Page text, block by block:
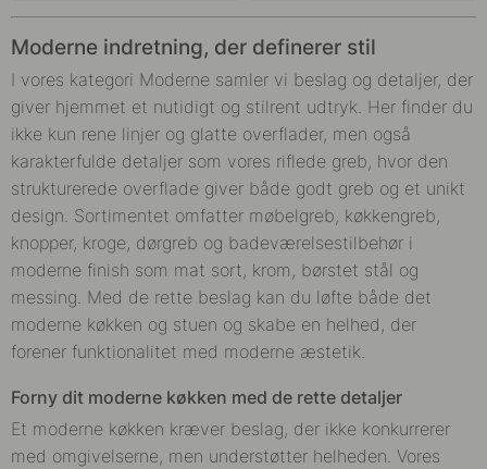
Moderne indretning, der definerer stil
I vores kategori Moderne samler vi beslag og detaljer, der
giver hjemmet et nutidigt og stilrent udtryk. Her finder du
ikke kun rene linjer og glatte overflader, men også
karakterfulde detaljer som vores riflede greb, hvor den
strukturerede overflade giver både godt greb og et unikt
design. Sortimentet omfatter møbelgreb, køkkengreb,
knopper, kroge, dørgreb og badeværelsestilbehør i
moderne finish som mat sort, krom, børstet stål og
messing. Med de rette beslag kan du løfte både det
moderne køkken og stuen og skabe en helhed, der
forener funktionalitet med moderne æstetik.
Forny dit moderne køkken med de rette detaljer
Et moderne køkken kræver beslag, der ikke konkurrerer
med omgivelserne, men understøtter helheden. Vores